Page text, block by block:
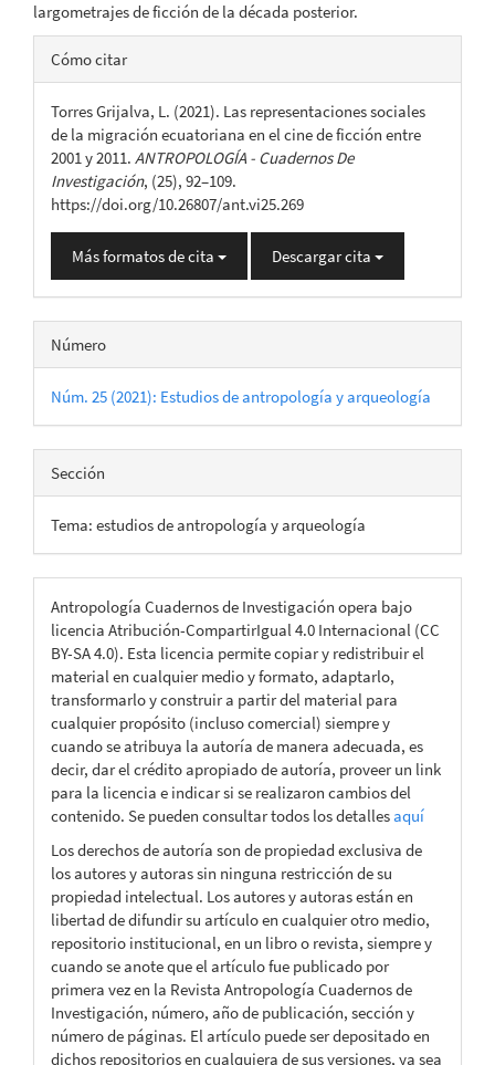
largometrajes de ficción de la década posterior.
Detalles
del
artículo
Cómo citar
Torres Grijalva, L. (2021). Las representaciones sociales
de la migración ecuatoriana en el cine de ficción entre
2001 y 2011. ANTROPOLOGÍA - Cuadernos De
Investigación, (25), 92–109.
https://doi.org/10.26807/ant.vi25.269
Más formatos de cita Descargar cita
Número
Núm. 25 (2021): Estudios de antropología y arqueología
Sección
Tema: estudios de antropología y arqueología
Antropología Cuadernos de Investigación opera bajo
licencia Atribución-CompartirIgual 4.0 Internacional (CC
BY-SA 4.0). Esta licencia permite copiar y redistribuir el
material en cualquier medio y formato, adaptarlo,
transformarlo y construir a partir del material para
cualquier propósito (incluso comercial) siempre y
cuando se atribuya la autoría de manera adecuada, es
decir, dar el crédito apropiado de autoría, proveer un link
para la licencia e indicar si se realizaron cambios del
contenido. Se pueden consultar todos los detallesaquí
Los derechos de autoría son de propiedad exclusiva de
los autores y autoras sin ninguna restricción de su
propiedad intelectual. Los autores y autoras están en
libertad de difundir su artículo en cualquier otro medio,
repositorio institucional, en un libro o revista, siempre y
cuando se anote que el artículo fue publicado por
primera vez en la Revista Antropología Cuadernos de
Investigación, número, año de publicación, sección y
número de páginas. El artículo puede ser depositado en
dichos repositorios en cualquiera de sus versiones, ya sea